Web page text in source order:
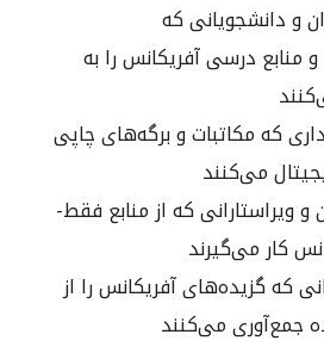
و دانشجویانی که
منابع درسی آفریکانس را به
که مکاتبات و برگه‌های چاپی
می‌کنند
و ویراستارانی که از منابع فقط-
کار می‌گیرند
که گزیده‌های آفریکانس را از
جمع‌آوری می‌کنند